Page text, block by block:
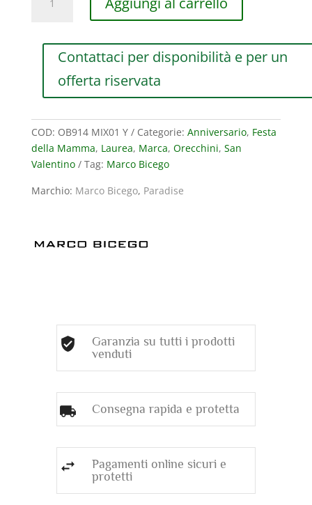
MARCO
GIALLO
GEMME
MULTICOLORE
quantità
Contattaci per disponibilità e per un
offerta riservata
COD: OB914 MIX01 Y Categorie: Anniversario, Festa
della Mamma, Laurea, Marca, Orecchini, San
Valentino
Tag: Marco Bicego
Marchio: Marco Bicego, Paradise
Garanzia su tutti i prodotti
venduti
Consegna rapida e protetta
Pagamenti online sicuri e
protetti